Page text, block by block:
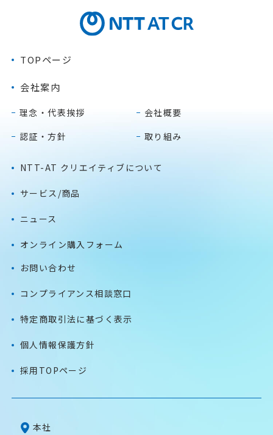
TOPページ
会社案内
理念・代表挨拶
会社概要
認証・方針
取り組み
NTT-AT クリエイティブについて
サービス/商品
ニュース
オンライン購入フォーム
お問い合わせ
コンプライアンス相談窓口
特定商取引法に基づく表示
個人情報保護方針
採用TOPページ
本社